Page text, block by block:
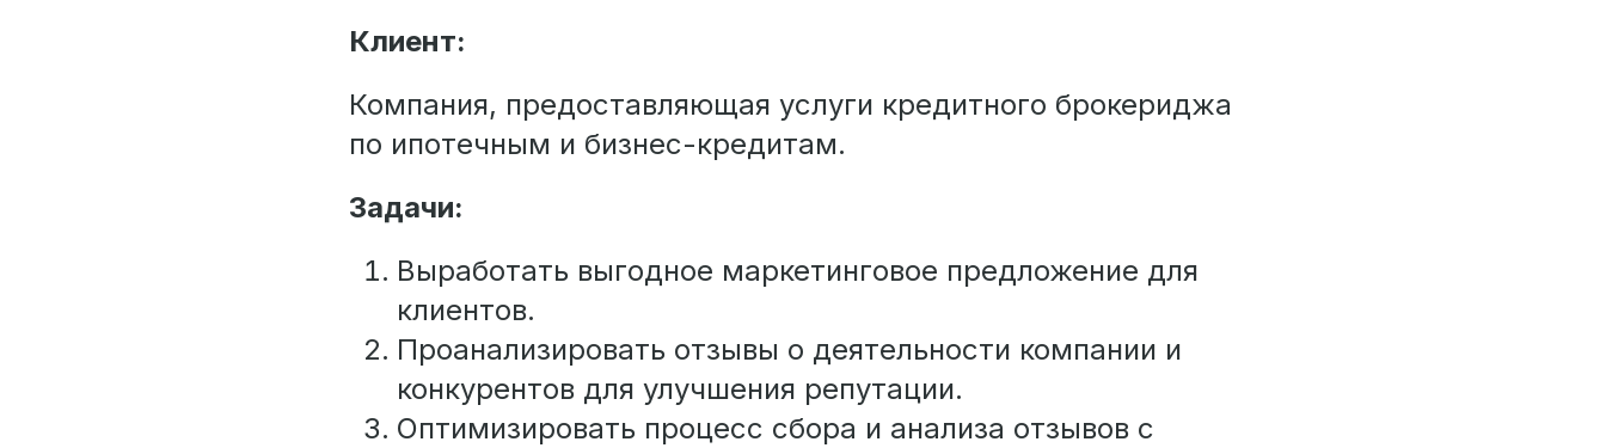
Клиент:
Компания, предоставляющая услуги кредитного брокериджа
по ипотечным и бизнес-кредитам.
Задачи:
Выработать выгодное маркетинговое предложение для
клиентов.
Проанализировать отзывы о деятельности компании и
конкурентов для улучшения репутации.
Оптимизировать процесс сбора и анализа отзывов с